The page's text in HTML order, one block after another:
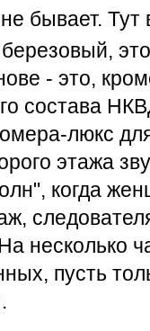
бывает. Тут
- это,
состава
люкс
этажа
когда
несколько
пусть